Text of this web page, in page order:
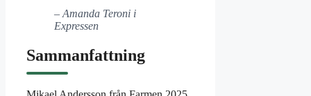
– Amanda Teroni i
Expressen
Sammanfattning